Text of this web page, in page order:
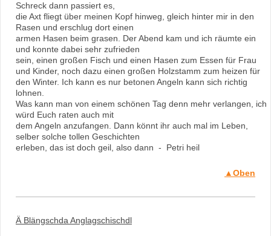
Schreck dann passiert es,
die Axt fliegt über meinen Kopf hinweg, gleich hinter mir in den
Rasen und erschlug dort einen
armen Hasen beim grasen.
Der Abend kam und ich räumte ein
und konnte dabei sehr zufrieden
sein, einen großen Fisch und einen Hasen zum Essen für Frau
und Kinder, noch dazu einen großen Holzstamm zum heizen für
den Winter. Ich kann es nur betonen Angeln kann sich richtig
lohnen.
Was kann man von einem schönen Tag denn mehr verlangen, ich
würd Euch raten auch mit
dem Angeln anzufangen. Dann könnt ihr auch mal im Leben,
selber solche tollen Geschichten
erleben, das ist doch geil, also dann - Petri heil
▲Oben
Ä Blängschda Anglagschischdl